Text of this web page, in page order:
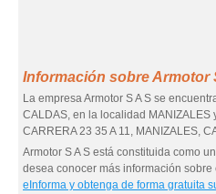
Información sobre Armotor
La empresa Armotor S A S se
CALDAS, en la localidad MANIZALES
CARRERA 23 35 A 11, MANIZALES,
Armotor S A S está constituida como
desea conocer más información sobre
eInforma y obtenga de forma gratuita